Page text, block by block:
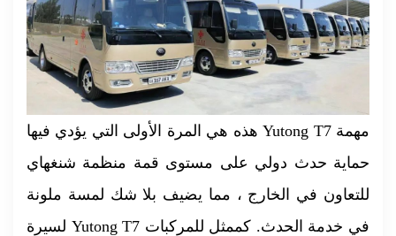
هذه هي المرة الأولى التي يؤدي فيها Yutong T7 مهمة
حماية حدث دولي على مستوى قمة منظمة شنغهاي
للتعاون في الخارج ، مما يضيف بلا شك لمسة ملونة
لسيرة Yutong T7 في خدمة الحدث. كممثل للمركبات